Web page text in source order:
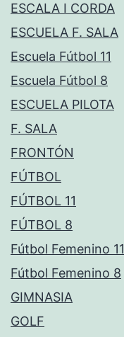
ESCALA I CORDA
ESCUELA F. SALA
Escuela Fútbol 11
Escuela Fútbol 8
ESCUELA PILOTA
F. SALA
FRONTÓN
FÚTBOL
FÚTBOL 11
FÚTBOL 8
Fútbol Femenino 11
Fútbol Femenino 8
GIMNASIA
GOLF